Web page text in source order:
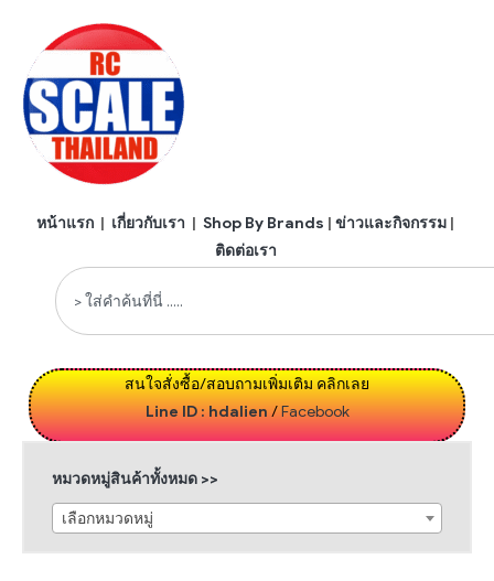
หน้าแรก | เกี่ยวกับเรา | Shop By Brands | ข่าวและกิจกรรม |
ติดต่อเรา
สนใจสั่งซื้อ/สอบถามเพิ่มเติม คลิกเลย
Line ID : hdalien/Facebook
หมวดหมู่สินค้าทั้งหมด >>
เลือกหมวดหมู่